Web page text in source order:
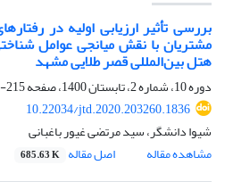
بررسی تأثیر ارزیابی اولیه در
مشتریان با نقش میانجی عوامل
هتل بین‌المللی قصر طلایی مشهد
دوره 10، شماره 2، تابستان 1400، صفحه
215-229
10.22034/jtd.2020.203260.1836
شیوا دانشگر، سید مرتضی غیور باغبانی
مشاهده مقاله
اصل مقاله 685.63 K